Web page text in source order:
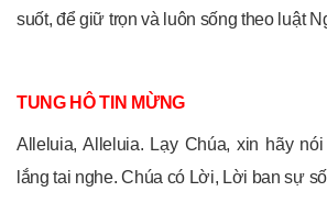
suốt, để giữ trọn và luôn sống theo luật
TUNG HÔ TIN MỪNG
Alleluia, Alleluia. Lạy Chúa, xin hãy
lắng tai nghe. Chúa có Lời, Lời ban sự